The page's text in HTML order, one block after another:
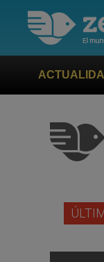
Himno